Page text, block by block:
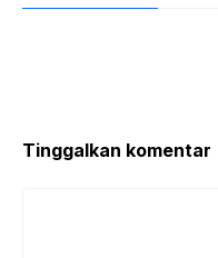
Tinggalkan komentar